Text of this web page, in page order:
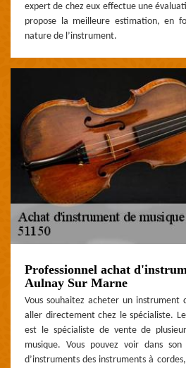
expert de chez eux effectue une
propose la meilleure estimation, en
nature de l’instrument.
Professionnel achat
Aulnay Sur Marne
Vous souhaitez acheter un instrument
aller directement chez le spécialiste.
est le spécialiste de vente de
musique. Vous pouvez voir dans
d’instruments des instruments à